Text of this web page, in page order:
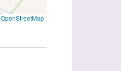
OpenStreetMap